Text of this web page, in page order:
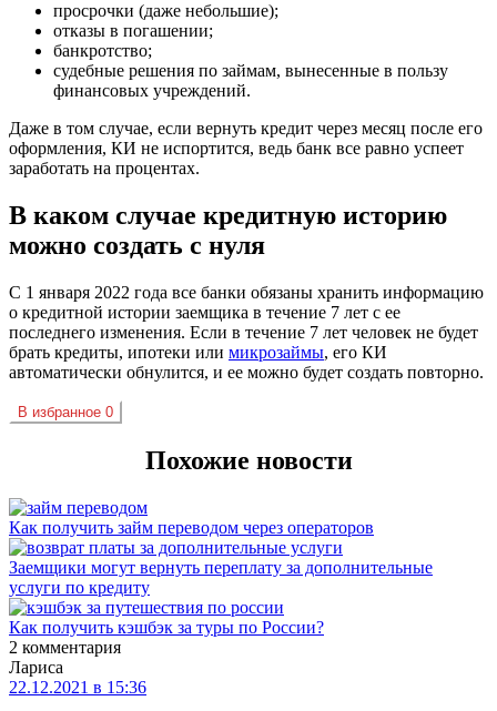
просрочки (даже небольшие);
отказы в погашении;
банкротство;
судебные решения по займам, вынесенные в пользу
финансовых учреждений.
Даже в том случае, если вернуть кредит через месяц после его
оформления, КИ не испортится, ведь банк все равно успеет
заработать на процентах.
В каком случае кредитную историю
можно создать с нуля
С 1 января 2022 года все банки обязаны хранить информацию
о кредитной истории заемщика в течение 7 лет с ее
последнего изменения. Если в течение 7 лет человек не будет
брать кредиты, ипотеки или микрозаймы, его КИ
автоматически обнулится, и ее можно будет создать повторно.
В избранное 0
Похожие новости
Как получить займ переводом через операторов
Заемщики могут вернуть переплату за дополнительные
услуги по кредиту
Как получить кэшбэк за туры по России?
2 комментария
Лариса
22.12.2021 в 15:36